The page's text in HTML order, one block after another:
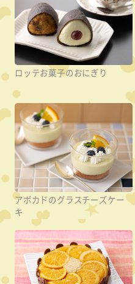
ロッテお菓子のおにぎり
アボカドのグラスチーズケー
キ